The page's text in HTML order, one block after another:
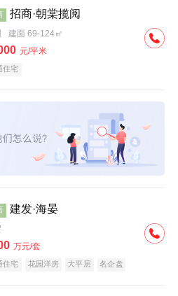
招商·朝棠揽阅
建面 69-124㎡
元/平米
住宅
建发·海晏
万元/套
住宅 花园洋房 大平层
名企盘